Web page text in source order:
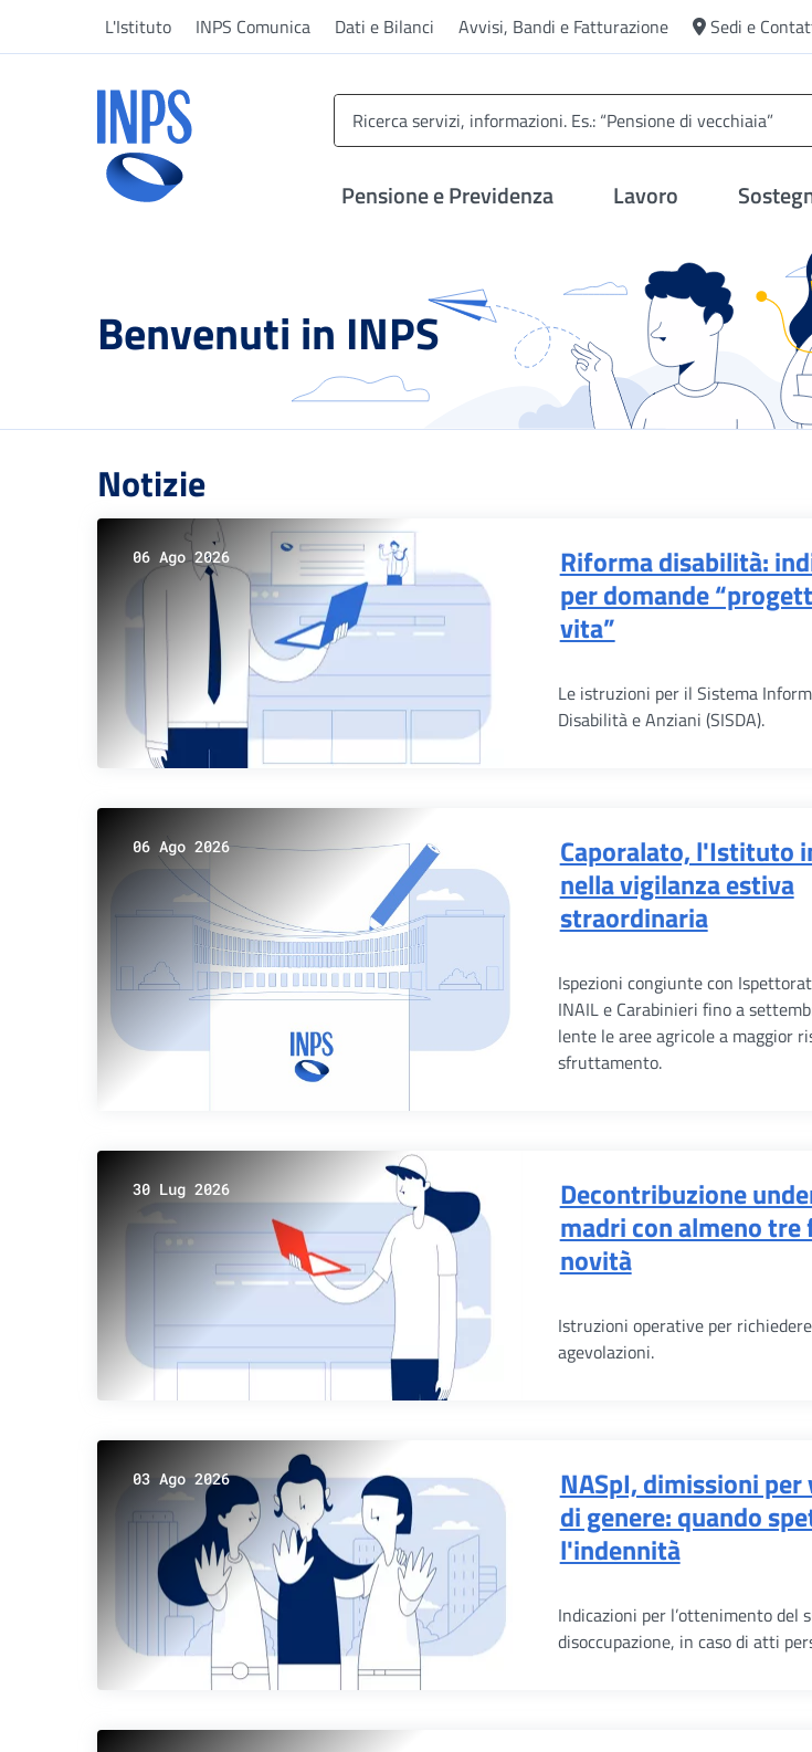
L'Istituto INPS Comunica Dati e Bilanci Avvisi, Bandi e Fatturazione Sedi e
Pensione e Previdenza Lavoro
Benvenuti in INPS
Notizie
06 Ago 2026
Riforma disabilità:
per domande
vita”
Le istruzioni per il Sistema
Disabilità e Anziani (SISDA).
06 Ago 2026
Caporalato, l'Istituto
nella vigilanza estiva
straordinaria
Ispezioni congiunte con
INAIL e Carabinieri fino a
lente le aree agricole a maggior
sfruttamento.
30 Lug 2026
Decontribuzione
madri con almeno tre
novità
Istruzioni operative per
agevolazioni.
03 Ago 2026
NASpI, dimissioni per
di genere: quando
l'indennità
Indicazioni per l’ottenimento del
disoccupazione, in caso di atti